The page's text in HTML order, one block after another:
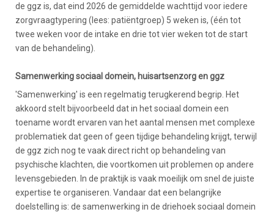
de ggz is, dat eind 2026 de gemiddelde wachttijd voor iedere
zorgvraagtypering (lees: patiëntgroep) 5 weken is, (één tot
twee weken voor de intake en drie tot vier weken tot de start
van de behandeling).
Samenwerking sociaal domein, huisartsenzorg en ggz
'Samenwerking' is een regelmatig terugkerend begrip. Het
akkoord stelt bijvoorbeeld dat in het sociaal domein een
toename wordt ervaren van het aantal mensen met complexe
problematiek dat geen of geen tijdige behandeling krijgt, terwijl
de ggz zich nog te vaak direct richt op behandeling van
psychische klachten, die voortkomen uit problemen op andere
levensgebieden. In de praktijk is vaak moeilijk om snel de juiste
expertise te organiseren. Vandaar dat een belangrijke
doelstelling is: de samenwerking in de driehoek sociaal domein